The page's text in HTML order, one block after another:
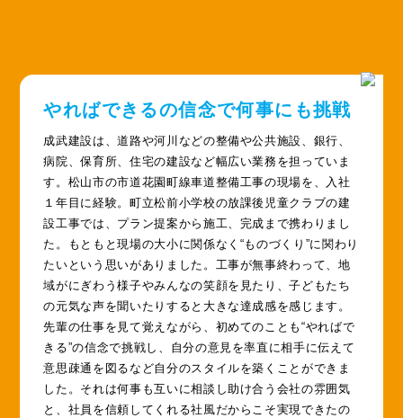
やればできるの信念で何事にも挑戦
成武建設は、道路や河川などの整備や公共施設、銀行、
病院、保育所、住宅の建設など幅広い業務を担っていま
す。松山市の市道花園町線車道整備工事の現場を、入社
１年目に経験。町立松前小学校の放課後児童クラブの建
設工事では、プラン提案から施工、完成まで携わりまし
た。もともと現場の大小に関係なく“ものづくり”に関わり
たいという思いがありました。工事が無事終わって、地
域がにぎわう様子やみんなの笑顔を見たり、子どもたち
の元気な声を聞いたりすると大きな達成感を感じます。
先輩の仕事を見て覚えながら、初めてのことも“やればで
きる”の信念で挑戦し、自分の意見を率直に相手に伝えて
意思疎通を図るなど自分のスタイルを築くことができま
した。それは何事も互いに相談し助け合う会社の雰囲気
と、社員を信頼してくれる社風だからこそ実現できたの